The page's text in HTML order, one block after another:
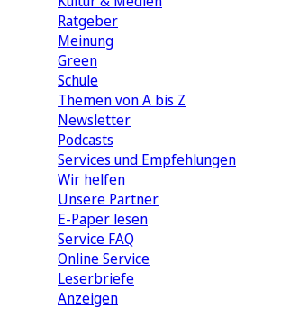
Ratgeber
Meinung
Green
Schule
Themen von A bis Z
Newsletter
Podcasts
Services und Empfehlungen
Wir helfen
Unsere Partner
E-Paper lesen
Service FAQ
Online Service
Leserbriefe
Anzeigen